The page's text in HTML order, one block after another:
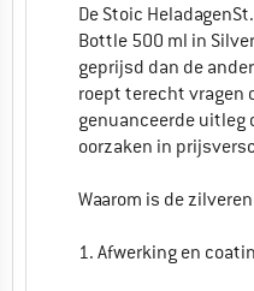
De Stoic
Bottle 500 ml in
geprijsd dan de
roept terecht vragen
genuanceerde uitleg
oorzaken in
Waarom is de
1. Afwerking en